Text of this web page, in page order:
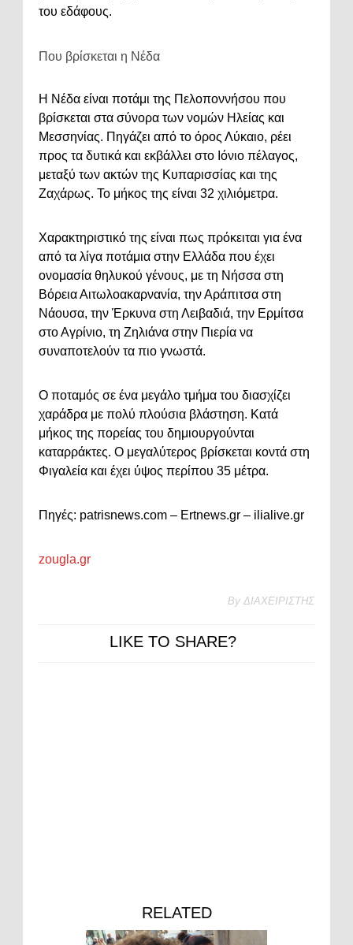
του εδάφους.
Που βρίσκεται η Νέδα
Η Νέδα είναι ποτάμι της Πελοποννήσου που
βρίσκεται στα σύνορα των νομών Ηλείας και
Μεσσηνίας. Πηγάζει από το όρος Λύκαιο, ρέει
προς τα δυτικά και εκβάλλει στο Ιόνιο πέλαγος,
μεταξύ των ακτών της Κυπαρισσίας και της
Ζαχάρως. Το μήκος της είναι 32 χιλιόμετρα.
Χαρακτηριστικό της είναι πως πρόκειται για ένα
από τα λίγα ποτάμια στην Ελλάδα που έχει
ονομασία θηλυκού γένους, με τη Νήσσα στη
Βόρεια Αιτωλοακαρνανία, την Αράπιτσα στη
Νάουσα, την Έρκυνα στη Λειβαδιά, την Ερμίτσα
στο Αγρίνιο, τη Ζηλιάνα στην Πιερία να
συναποτελούν τα πιο γνωστά.
Ο ποταμός σε ένα μεγάλο τμήμα του διασχίζει
χαράδρα με πολύ πλούσια βλάστηση. Κατά
μήκος της πορείας του δημιουργούνται
καταρράκτες. Ο μεγαλύτερος βρίσκεται κοντά στη
Φιγαλεία και έχει ύψος περίπου 35 μέτρα.
Πηγές: patrisnews.com – Ertnews.gr – ilialive.gr
zougla.gr
By ΔΙΑΧΕΙΡΙΣΤΗΣ
LIKE TO SHARE?
RELATED